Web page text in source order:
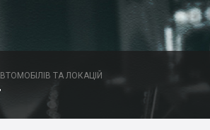
ТА ЛОКАЦІЙ